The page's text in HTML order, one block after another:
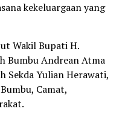
kekeluargaan yang
Wakil Bupati H.
Bumbu Andrean Atma
Sekda Yulian Herawati,
Camat,